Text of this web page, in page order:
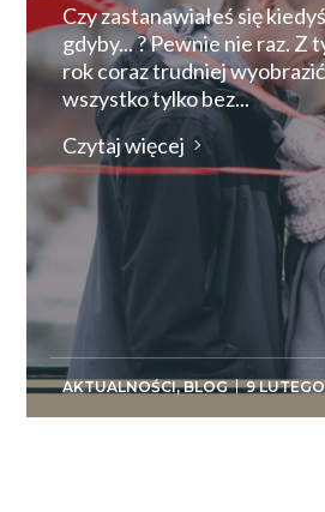
Czy zastanawiałeś się
gdyby... ? Pewnie nie raz. Z
rok coraz trudniej
wszystko tylko bez...
Czytaj więcej
AKTUALNOŚCI,BLOG 9